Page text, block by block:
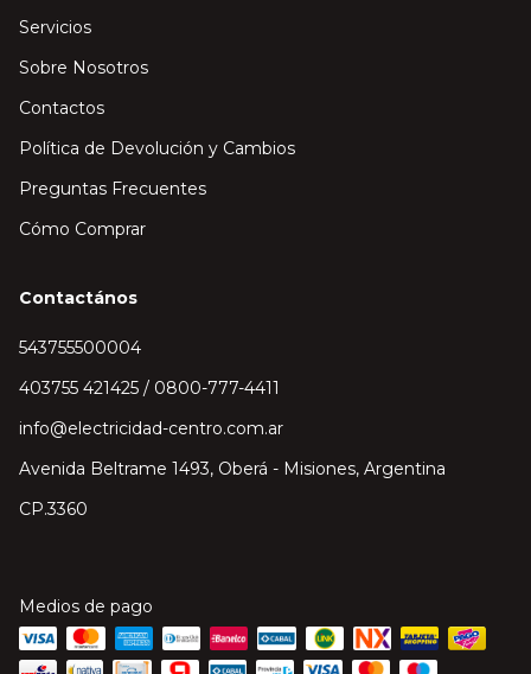
Servicios
Sobre Nosotros
Contactos
Política de Devolución y Cambios
Preguntas Frecuentes
Cómo Comprar
Contactános
543755500004
403755 421425 / 0800-777-4411
info@electricidad-centro.com.ar
Avenida Beltrame 1493, Oberá - Misiones, Argentina
CP.3360
Medios de pago